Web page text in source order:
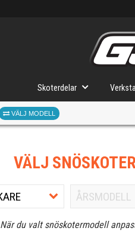
Skoterdelar
VÄLJ MODELL
VÄLJ
När du valt snöskotermodell